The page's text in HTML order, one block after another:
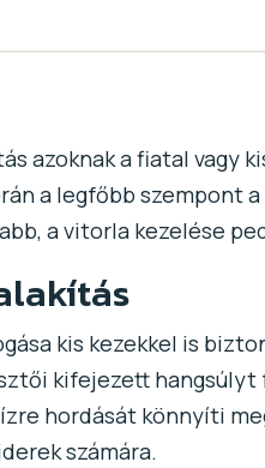
azoknak a fiatal vagy
a legfőbb szempont
a vitorla kezelése
kis kezekkel is
kifejezett hangsúlyt
hordását könnyíti
számára.